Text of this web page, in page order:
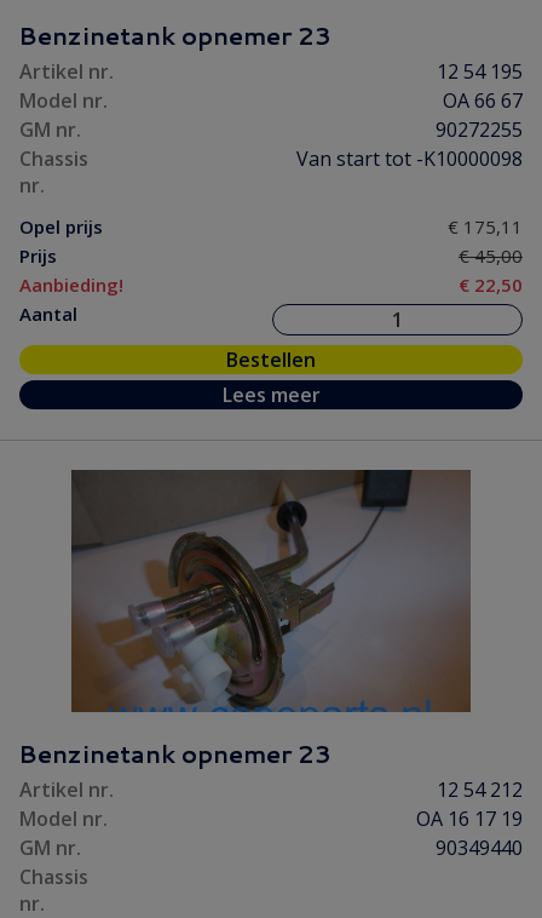
Onderhoud(5)
Ontsteking
Remmen/ Wielen
Vooras/ Stuurinrichting
Benzinetank opnemer 23
Artikel nr.
12 54 195
Model nr.
OA 66 67
GM nr.
90272255
Chassis
nr.
Van start tot -K10000098
Opel prijs
€ 175,11
Prijs
€ 45,00
Aanbieding!
€ 22,50
Aantal
Bestellen
Lees meer
Benzinetank opnemer 23
Artikel nr.
12 54 212
Model nr.
OA 16 17 19
GM nr.
90349440
Chassis
nr.